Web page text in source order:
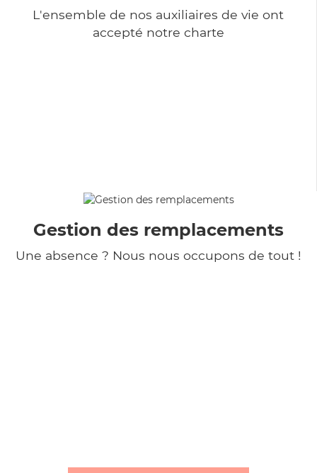
L'ensemble de nos auxiliaires de vie ont
accepté notre charte
Gestion des remplacements
Une absence ? Nous nous occupons de tout !